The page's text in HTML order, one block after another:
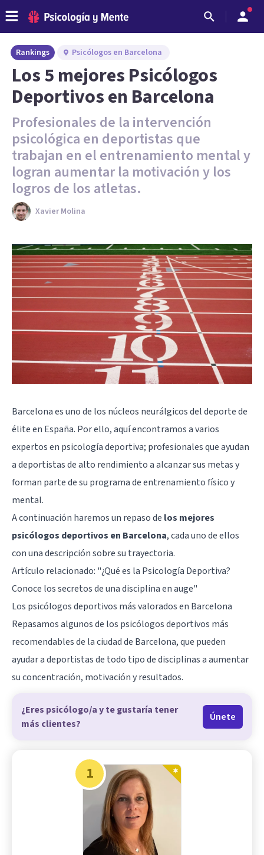
Rankings Psicólogos en Barcelona
Los 5 mejores Psicólogos
Deportivos en Barcelona
Profesionales de la intervención
psicológica en deportistas que
trabajan en el entrenamiento mental y
logran aumentar la motivación y los
logros de los atletas.
Xavier Molina
Barcelona es uno de los núcleos neurálgicos del deporte de
élite en España. Por ello, aquí encontramos a varios
expertos en psicología deportiva; profesionales que ayudan
a deportistas de alto rendimiento a alcanzar sus metas y
forman parte de su programa de entrenamiento físico y
mental.
A continuación haremos un repaso de los mejores
psicólogos deportivos en Barcelona, cada uno de ellos
con una descripción sobre su trayectoria.
Artículo relacionado: "¿Qué es la Psicología Deportiva?
Conoce los secretos de una disciplina en auge"
Los psicólogos deportivos más valorados en Barcelona
Repasamos algunos de los psicólogos deportivos más
recomendables de la ciudad de Barcelona, que pueden
ayudar a deportistas de todo tipo de disciplinas a aumentar
su concentración, motivación y resultados.
¿Eres psicólogo/a y te gustaría tener
más clientes?
Únete
1